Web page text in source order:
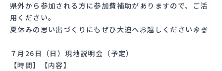
県外から参加される方に参加費補助がありますので、ご活
用ください。
夏休みの思い出づくりにもぜひ大迫へお越しください🍇🍨
７月26日（日）現地説明会（予定）
【時間】【内容】